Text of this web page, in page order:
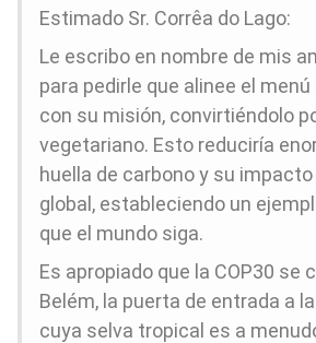
Estimado Sr. Corrêa do Lago:
Le escribo en nombre de mis
para pedirle que alinee el menú
con su misión, convirtiéndolo
vegetariano. Esto reduciría
huella de carbono y su
global, estableciendo un
que el mundo siga.
Es apropiado que la COP30 se
Belém, la puerta de entrada a la
cuya selva tropical es a